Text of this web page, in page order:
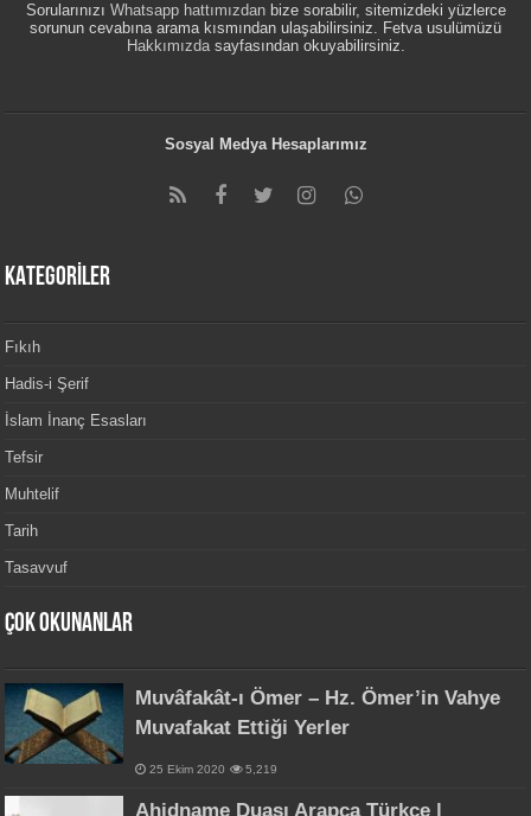
Sorularınızı Whatsapp hattımızdanbize sorabilir, sitemizdeki yüzlerce
sorunun cevabına arama kısmından ulaşabilirsiniz. Fetva usulümüzü
Hakkımızdasayfasından okuyabilirsiniz.
Sosyal Medya Hesaplarımız
KATEGORİLER
Fıkıh
Hadis-i Şerif
İslam İnanç Esasları
Tefsir
Muhtelif
Tarih
Tasavvuf
Çok Okunanlar
Muvâfakât-ı Ömer – Hz. Ömer’in Vahye
Muvafakat Ettiği Yerler
25 Ekim 2020 5,219
Ahidname Duası Arapça Türkçe |